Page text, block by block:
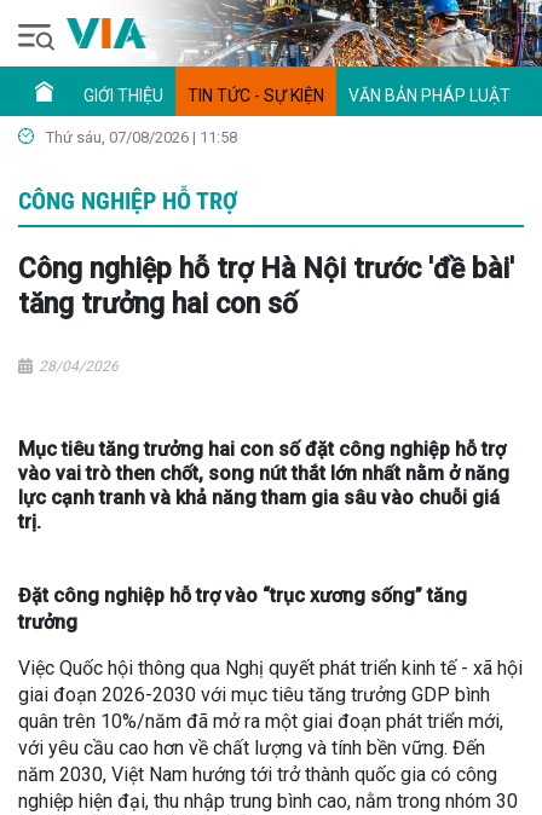
GIỚI THIỆU TIN TỨC - SỰ KIỆN VĂN BẢN PHÁP LUẬT
Thứ sáu, 07/08/2026 | 11:58
CÔNG NGHIỆP HỖ TRỢ
Công nghiệp hỗ trợ Hà Nội trước 'đề bài'
tăng trưởng hai con số
28/04/2026
Mục tiêu tăng trưởng hai con số đặt công nghiệp hỗ trợ
vào vai trò then chốt, song nút thắt lớn nhất nằm ở năng
lực cạnh tranh và khả năng tham gia sâu vào chuỗi giá
trị.
Đặt công nghiệp hỗ trợ vào “trục xương sống” tăng
trưởng
Việc Quốc hội thông qua Nghị quyết phát triển kinh tế - xã hội
giai đoạn 2026-2030 với mục tiêu tăng trưởng GDP bình
quân trên 10%/năm đã mở ra một giai đoạn phát triển mới,
với yêu cầu cao hơn về chất lượng và tính bền vững. Đến
năm 2030, Việt Nam hướng tới trở thành quốc gia có công
nghiệp hiện đại, thu nhập trung bình cao, nằm trong nhóm 30